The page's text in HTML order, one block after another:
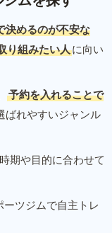
決めるのが不安な
り組みたい人に向い
予約を入れることで
ばれやすいジャンル
期や目的に合わせて
ツジムで自主トレ